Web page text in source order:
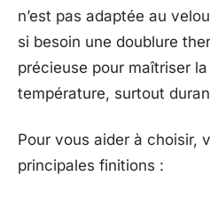
n’est pas adaptée au
si besoin une doublure
précieuse pour maîtriser
température, surtout
Pour vous aider à choisir,
principales finitions :